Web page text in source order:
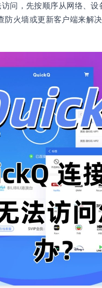
问，先按顺序从网络、
火墙或更新客户端来解